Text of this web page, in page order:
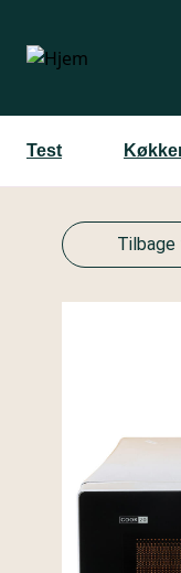
hovedindhold
Test